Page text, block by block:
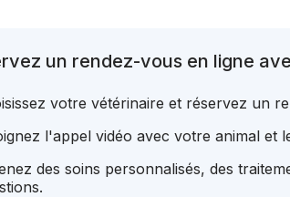
un rendez-vous en ligne
votre vétérinaire et réservez un
l'appel vidéo avec votre animal et
des soins personnalisés, des